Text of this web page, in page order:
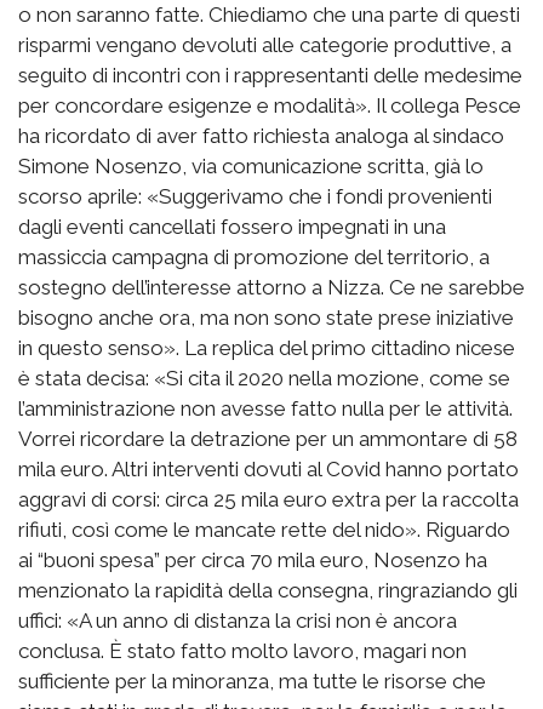
o non saranno fatte. Chiediamo che una parte di questi
risparmi vengano devoluti alle categorie produttive, a
seguito di incontri con i rappresentanti delle medesime
per concordare esigenze e modalità». Il collega Pesce
ha ricordato di aver fatto richiesta analoga al sindaco
Simone Nosenzo, via comunicazione scritta, già lo
scorso aprile: «Suggerivamo che i fondi provenienti
dagli eventi cancellati fossero impegnati in una
massiccia campagna di promozione del territorio, a
sostegno dell’interesse attorno a Nizza. Ce ne sarebbe
bisogno anche ora, ma non sono state prese iniziative
in questo senso». La replica del primo cittadino nicese
è stata decisa: «Si cita il 2020 nella mozione, come se
l’amministrazione non avesse fatto nulla per le attività.
Vorrei ricordare la detrazione per un ammontare di 58
mila euro. Altri interventi dovuti al Covid hanno portato
aggravi di corsi: circa 25 mila euro extra per la raccolta
rifiuti, così come le mancate rette del nido». Riguardo
ai “buoni spesa” per circa 70 mila euro, Nosenzo ha
menzionato la rapidità della consegna, ringraziando gli
uffici: «A un anno di distanza la crisi non è ancora
conclusa. È stato fatto molto lavoro, magari non
sufficiente per la minoranza, ma tutte le risorse che